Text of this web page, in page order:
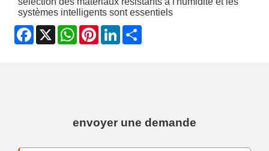
systèmes intelligents sont essentiels
Facebook
X WhatsApp
PinterestLinkedIn
envoyer une demande